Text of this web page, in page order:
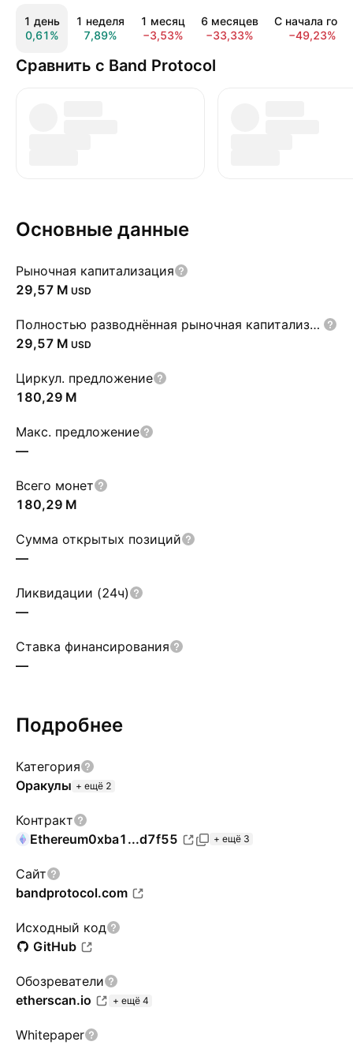
1 день
0,61%
1 неделя
7,89%
1 месяц
−3,53%
6 месяцев
−33,33%
С начала года
−49,23%
Сравнить с Band Protocol
Основные данные
Рыночная капитализация
‪29,57 M‬ USD
Полностью разводнённая рыночная капитализация
‪29,57 M‬ USD
Циркул. предложение
‪180,29 M‬
Макс. предложение
—
Всего монет
‪180,29 M‬
Сумма открытых позиций
—
Ликвидации (24ч)
—
Ставка финансирования
—
Подробнее
Категория
Оракулы + ещё 2
Контракт
Ethereum0xba1...d7f55 + ещё 3
Сайт
bandprotocol.com
Исходный код
GitHub
Обозреватели
etherscan.io
+ ещё 4
Whitepaper